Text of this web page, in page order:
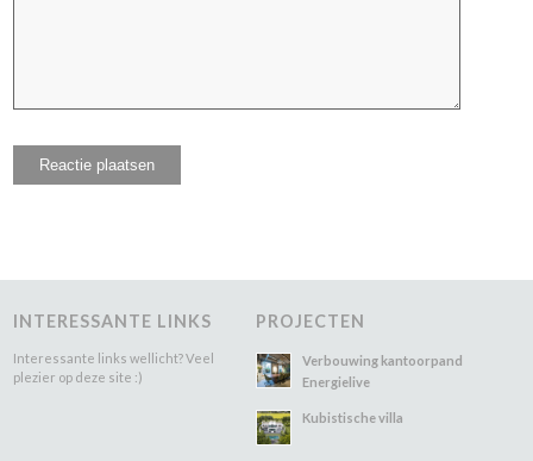
INTERESSANTE LINKS
Interessante links wellicht? Veel
plezier op deze site :)
PROJECTEN
Verbouwing kantoorpand
Energielive
Kubistische villa